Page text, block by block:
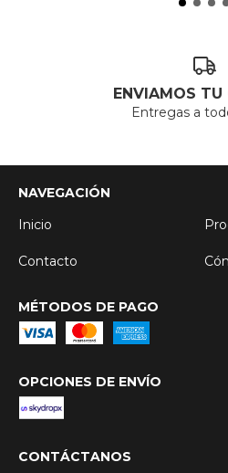
ENVIAMOS TU
Entregas a
NAVEGACIÓN
Inicio
Contacto
MÉTODOS DE PAGO
OPCIONES DE ENVÍO
CONTÁCTANOS